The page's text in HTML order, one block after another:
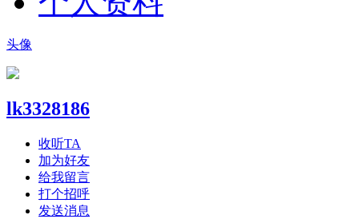
头像
lk3328186
收听TA
加为好友
给我留言
打个招呼
发送消息